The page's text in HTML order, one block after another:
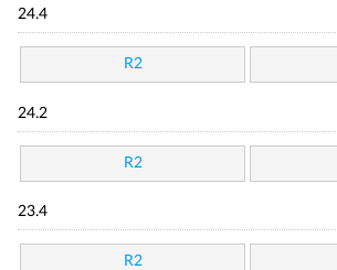
24.4
R2
24.2
R2
23.4
R2